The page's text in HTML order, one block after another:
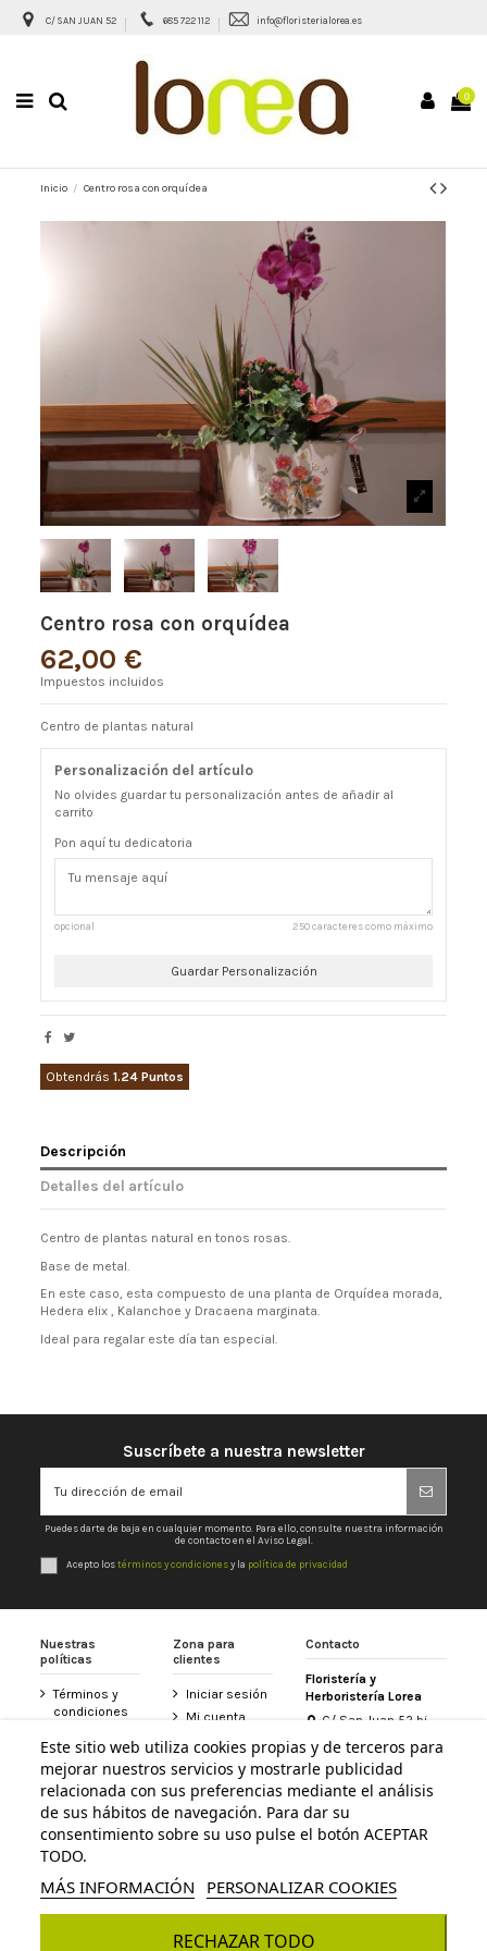
C/ SAN JUAN 52 685 722 112 info@floristerialorea.es
0
Inicio Centro rosa con orquídea
Centro rosa con orquídea
62,00 €
Impuestos incluidos
Centro de plantas natural
Personalización del artículo
No olvides guardar tu personalización antes de añadir al
carrito
Pon aquí tu dedicatoria
opcional 250 caracteres como máximo
Guardar Personalización
Obtendrás1.24 Puntos
Descripción
Detalles del artículo
Centro de plantas natural en tonos rosas.
Base de metal.
En este caso, esta compuesto de una planta de Orquídea morada,
Hedera elix , Kalanchoe y Dracaena marginata.
Ideal para regalar este día tan especial.
Suscríbete a nuestra newsletter
Puedes darte de baja en cualquier momento. Para ello, consulte nuestra información
de contacto en el Aviso Legal.
Acepto lostérminos y condicionesy la política de privacidad
Nuestras
políticas
Términos y
condiciones
privacidad
Aviso legal
Política de
cookies
Accesibilidad
Zona para
clientes
Iniciar sesión
Mi cuenta
Historial de
pedidos
Tarjeta
Floristería
Lorea
Contacte con
Contacto
Floristería y
Herboristería Lorea
C/ San Juan 52 bj
31800 Altsasu /
Alsasua (Navarra)
948 467 426
info@floristerialorea.es
Este sitio web utiliza cookies propias y de terceros para
mejorar nuestros servicios y mostrarle publicidad
relacionada con sus preferencias mediante el análisis
de sus hábitos de navegación. Para dar su
consentimiento sobre su uso pulse el botón ACEPTAR
TODO.
MÁS INFORMACIÓN PERSONALIZAR COOKIES
RECHAZAR TODO